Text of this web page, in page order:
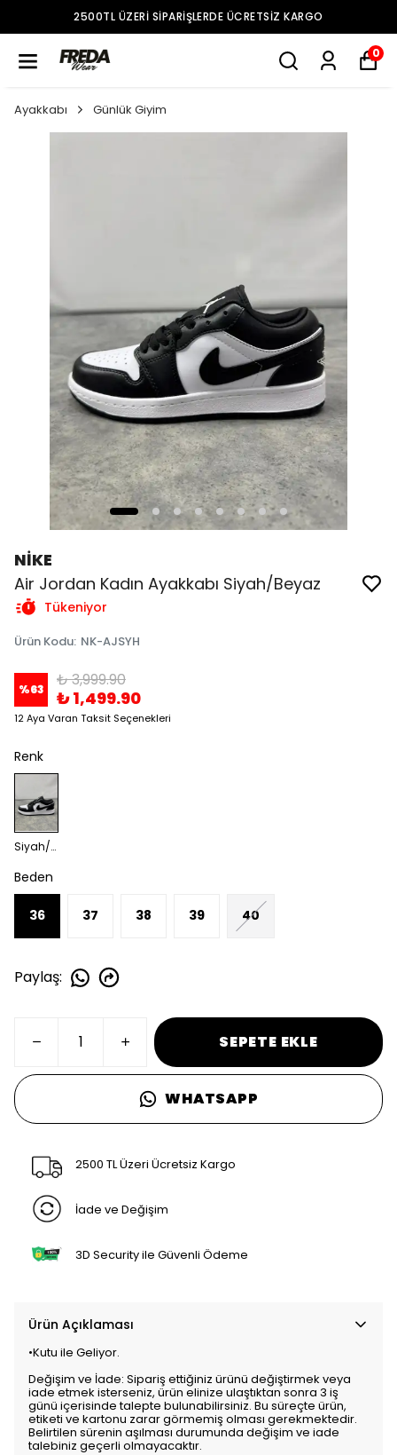
2500TL ÜZERI SIPARIŞLERDE ÜCRETSIZ KARGO
0
Ayakkabı Günlük Giyim
NİKE
Air Jordan Kadın Ayakkabı Siyah/Beyaz
Tükeniyor
Ürün Kodu: NK-AJSYH
%63 ₺ 3,999.90
₺ 1,499.90
12 Aya Varan Taksit Seçenekleri
Renk
Siyah/Beyaz
Beden
36 37 38 39 40
Paylaş:
SEPETE EKLE
WHATSAPP
2500 TL Üzeri Ücretsiz Kargo
İade ve Değişim
3D Security ile Güvenli Ödeme
Ürün Açıklaması
•Kutu ile Geliyor.
Değişim ve İade: Sipariş ettiğiniz ürünü değiştirmek veya
iade etmek isterseniz, ürün elinize ulaştıktan sonra 3 iş
günü içerisinde talepte bulunabilirsiniz. Bu süreçte ürün,
etiketi ve kartonu zarar görmemiş olması gerekmektedir.
Belirtilen sürenin aşılması durumunda değişim ve iade
talebiniz geçerli olmayacaktır.